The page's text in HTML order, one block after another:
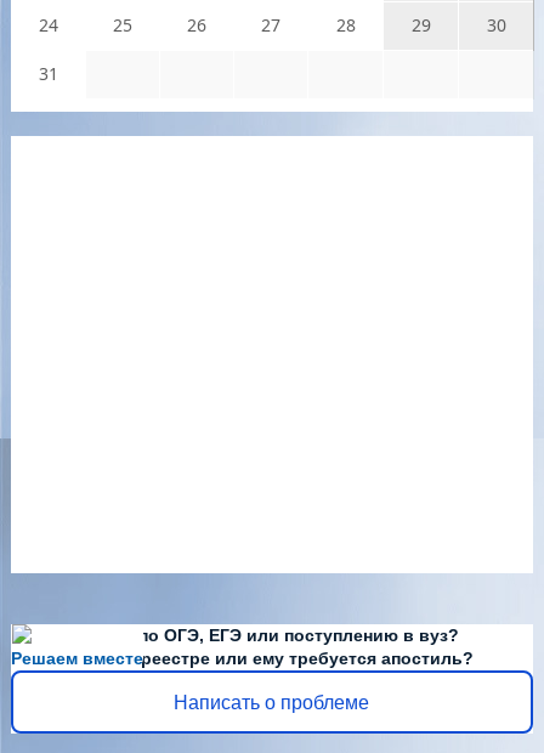
24 25 26 27 28 29 30
31
Решаем вместе
Есть вопросы по ОГЭ, ЕГЭ или поступлению в вуз?
Диплома нет в реестре или ему требуется апостиль?
Написать о проблеме